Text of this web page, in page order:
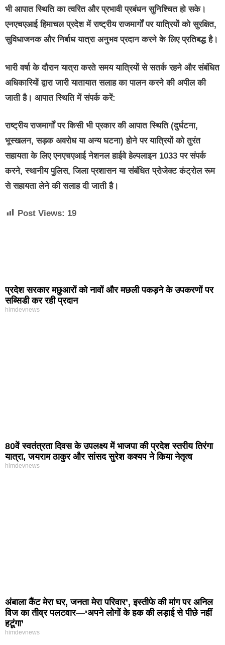
भी आपात स्थिति का त्वरित और प्रभावी प्रबंधन सुनिश्चित हो सके।
एनएचएआई हिमाचल प्रदेश में राष्ट्रीय राजमार्गों पर यात्रियों को सुरक्षित,
सुविधाजनक और निर्बाध यात्रा अनुभव प्रदान करने के लिए प्रतिबद्ध है।
भारी वर्षा के दौरान यात्रा करते समय यात्रियों से सतर्क रहने और संबंधित
अधिकारियों द्वारा जारी यातायात सलाह का पालन करने की अपील की
जाती है। आपात स्थिति में संपर्क करें:
राष्ट्रीय राजमार्गों पर किसी भी प्रकार की आपात स्थिति (दुर्घटना,
भूस्खलन, सड़क अवरोध या अन्य घटना) होने पर यात्रियों को तुरंत
सहायता के लिए एनएचएआई नेशनल हाईवे हेल्पलाइन 1033 पर संपर्क
करने, स्थानीय पुलिस, जिला प्रशासन या संबंधित प्रोजेक्ट कंट्रोल रूम
से सहायता लेने की सलाह दी जाती है।
Post Views: 19
प्रदेश सरकार मछुआरों को नावों और मछली पकड़ने के उपकरणों पर
सब्सिडी कर रही प्रदान
himdevnews
80वें स्वतंत्रता दिवस के उपलक्ष्य में भाजपा की प्रदेश स्तरीय तिरंगा
यात्रा, जयराम ठाकुर और सांसद सुरेश कश्यप ने किया नेतृत्व
himdevnews
अंबाला कैंट मेरा घर, जनता मेरा परिवार’, इस्तीफे की मांग पर अनिल
विज का तीव्र पलटवार—‘अपने लोगों के हक की लड़ाई से पीछे नहीं
हटूंगा’
himdevnews